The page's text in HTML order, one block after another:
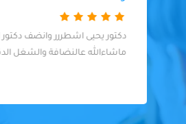
دكتور يحيى اشطررر وانضف دكتور
ماشاءالله عالنضافة والشغل الدقيق